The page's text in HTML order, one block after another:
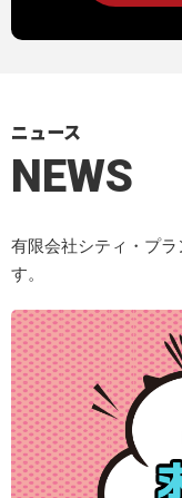
ニュース
NEWS
有限会社シティ・プ
す。